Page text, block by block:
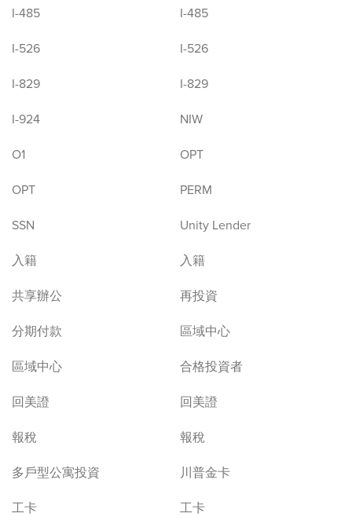
I-485
I-485
I-526
I-526
I-829
I-829
I-924
NIW
O1
OPT
OPT
PERM
SSN
Unity Lender
入籍
入籍
共享辦公
再投資
分期付款
區域中心
區域中心
合格投資者
回美證
回美證
報稅
報稅
多戶型公寓投資
川普金卡
工卡
工卡